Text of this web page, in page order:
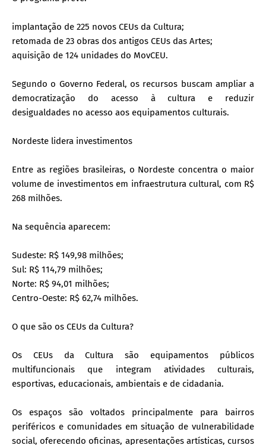
implantação de 225 novos CEUs da Cultura;
retomada de 23 obras dos antigos CEUs das Artes;
aquisição de 124 unidades do MovCEU.
Segundo o Governo Federal, os recursos buscam ampliar a
democratização do acesso à cultura e reduzir
desigualdades no acesso aos equipamentos culturais.
Nordeste lidera investimentos
Entre as regiões brasileiras, o Nordeste concentra o maior
volume de investimentos em infraestrutura cultural, com R$
268 milhões.
Na sequência aparecem:
Sudeste: R$ 149,98 milhões;
Sul: R$ 114,79 milhões;
Norte: R$ 94,01 milhões;
Centro-Oeste: R$ 62,74 milhões.
O que são os CEUs da Cultura?
Os CEUs da Cultura são equipamentos públicos
multifuncionais que integram atividades culturais,
esportivas, educacionais, ambientais e de cidadania.
Os espaços são voltados principalmente para bairros
periféricos e comunidades em situação de vulnerabilidade
social, oferecendo oficinas, apresentações artísticas, cursos